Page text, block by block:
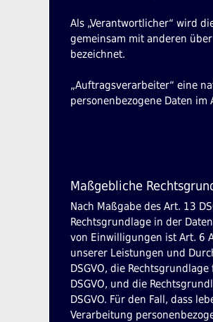
Als „Verantwortlicher“ wird
gemeinsam mit anderen
bezeichnet.
„Auftragsverarbeiter“ eine
personenbezogene Daten
Maßgebliche
Nach Maßgabe des Art. 13
Rechtsgrundlage in der
von Einwilligungen ist Art. 6
unserer Leistungen und
DSGVO, die
DSGVO, und die
DSGVO. Für den Fall, dass
Verarbeitung